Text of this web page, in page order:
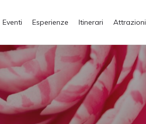
Eventi Esperienze Itinerari Attrazioni